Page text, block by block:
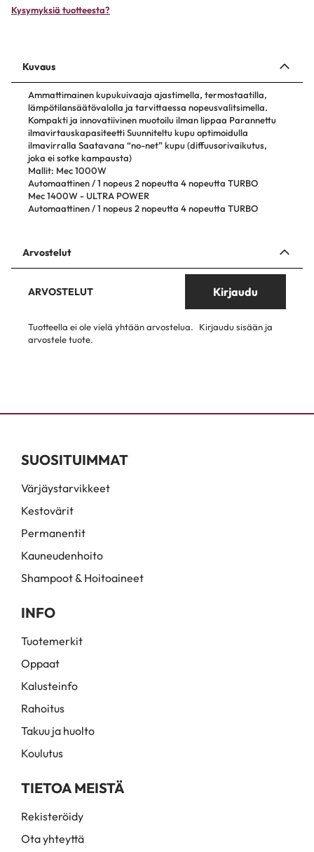
Kysymyksiä tuotteesta?
Kuvaus
Ammattimainen kupukuivaaja ajastimella, termostaatilla,
lämpötilansäätövalolla ja tarvittaessa nopeusvalitsimella.
Kompakti ja innovatiivinen muotoilu ilman lippaa Parannettu
ilmavirtauskapasiteetti Suunniteltu kupu optimoidulla
ilmavirralla Saatavana “no-net” kupu (diffuusorivaikutus,
joka ei sotke kampausta)
Mallit: Mec 1000W
Automaattinen / 1 nopeus 2 nopeutta 4 nopeutta TURBO
Mec 1400W - ULTRA POWER
Automaattinen / 1 nopeus 2 nopeutta 4 nopeutta TURBO
Arvostelut
ARVOSTELUT Kirjaudu
Tuotteella ei ole vielä yhtään arvostelua.
Kirjaudu sisään ja
arvostele tuote.
SUOSITUIMMAT
Värjäystarvikkeet
Kestovärit
Permanentit
Kauneudenhoito
Shampoot & Hoitoaineet
INFO
Tuotemerkit
Oppaat
Kalusteinfo
Rahoitus
Takuu ja huolto
Koulutus
TIETOA MEISTÄ
Rekisteröidy
Ota yhteyttä